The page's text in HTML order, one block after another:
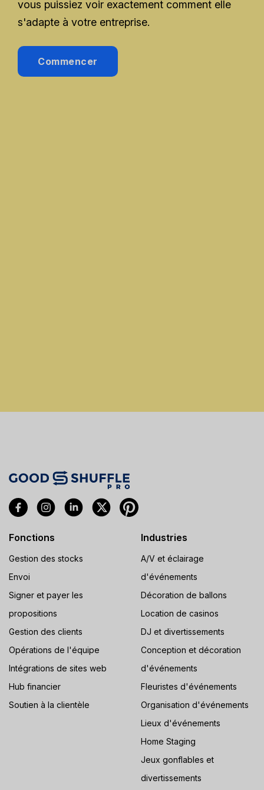
vous puissiez voir exactement comment elle
s'adapte à votre entreprise.
Commencer
Fonctions
Gestion des stocks
Envoi
Signer et payer les
propositions
Gestion des clients
Opérations de l'équipe
Intégrations de sites web
Hub financier
Soutien à la clientèle
Industries
A/V et éclairage
d'événements
Décoration de ballons
Location de casinos
DJ et divertissements
Conception et décoration
d'événements
Fleuristes d'événements
Organisation d'événements
Lieux d'événements
Home Staging
Jeux gonflables et
divertissements